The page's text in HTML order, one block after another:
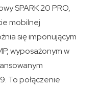
SPARK 20 PRO,
mobilnej
się imponującym
wyposażonym w
To połączenie